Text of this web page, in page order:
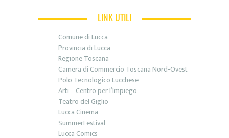
LINK UTILI
Comune di Lucca
Provincia di Lucca
Regione Toscana
Camera di Commercio Toscana Nord-Ovest
Polo Tecnologico Lucchese
Arti – Centro per l’Impiego
Teatro del Giglio
Lucca Cinema
SummerFestival
Lucca Comics